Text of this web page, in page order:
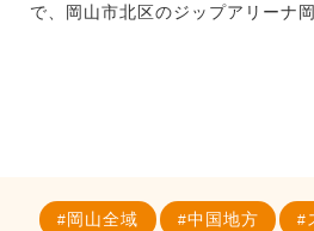
で、岡山市北区のジップアリーナ
岡山全域 中国地方